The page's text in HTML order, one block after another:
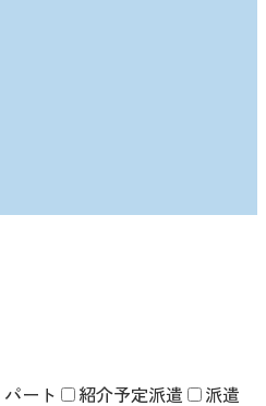
ート 紹介予定派遣
派遣